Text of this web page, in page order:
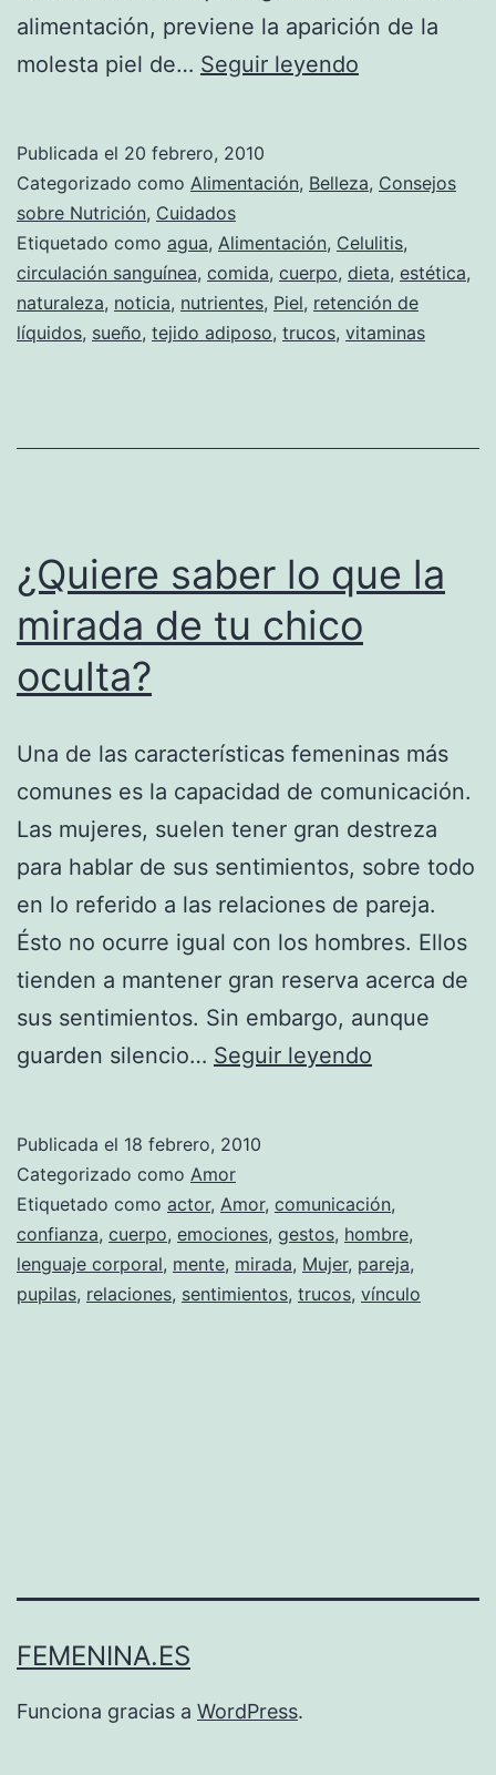
alimentación, previene la aparición de la
molesta piel de… Seguir leyendo
combatir
odiosa
Celulitis
Publicada el 20 febrero, 2010
Categorizado como Alimentación, Belleza, Consejos
sobre Nutrición, Cuidados
Etiquetado como agua, Alimentación, Celulitis,
circulación sanguínea, comida, cuerpo, dieta, estética,
naturaleza, noticia, nutrientes, Piel, retención de
líquidos, sueño, tejido adiposo, trucos, vitaminas
¿Quiere saber lo que la
mirada de tu chico
oculta?
Una de las características femeninas más
comunes es la capacidad de comunicación.
Las mujeres, suelen tener gran destreza
para hablar de sus sentimientos, sobre todo
en lo referido a las relaciones de pareja.
Ésto no ocurre igual con los hombres. Ellos
tienden a mantener gran reserva acerca de
sus sentimientos. Sin embargo, aunque
guarden silencio… Seguir leyendo
la
mirada
de
Publicada el 18 febrero, 2010
Categorizado como Amor
Etiquetado como actor, Amor, comunicación,
confianza, cuerpo, emociones, gestos, hombre,
lenguaje corporal, mente, mirada, Mujer, pareja,
pupilas, relaciones, sentimientos, trucos, vínculo
FEMENINA.ES
Funciona gracias a WordPress.